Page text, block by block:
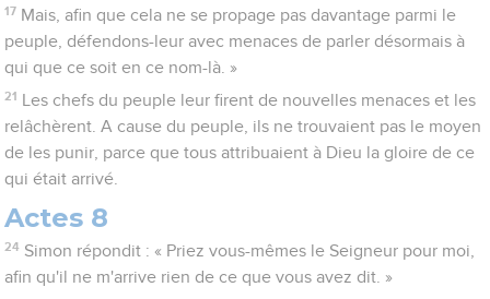
17 Mais, afin que cela ne se propage pas davantage parmi le
peuple, défendons-leur avec menaces de parler désormais à
qui que ce soit en ce nom-là. »
21
Les chefs du peuple leur firent de nouvelles menaces et les
relâchèrent. A cause du peuple, ils ne trouvaient pas le moyen
de les punir, parce que tous attribuaient à Dieu la gloire de ce
qui était arrivé.
Actes 8
24 Simon répondit : « Priez vous-mêmes le Seigneur pour moi,
afin qu'il ne m'arrive rien de ce que vous avez dit. »